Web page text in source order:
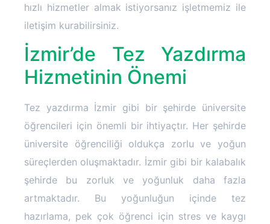
hızlı hizmetler almak istiyorsanız işletmemiz ile
iletişim kurabilirsiniz.
İzmir’de Tez Yazdırma
Hizmetinin Önemi
Tez yazdırma İzmir gibi bir şehirde üniversite
öğrencileri için önemli bir ihtiyaçtır. Her şehirde
üniversite öğrenciliği oldukça zorlu ve yoğun
süreçlerden oluşmaktadır. İzmir gibi bir kalabalık
şehirde bu zorluk ve yoğunluk daha fazla
artmaktadır. Bu yoğunluğun içinde tez
hazırlama, pek çok öğrenci için stres ve kaygı